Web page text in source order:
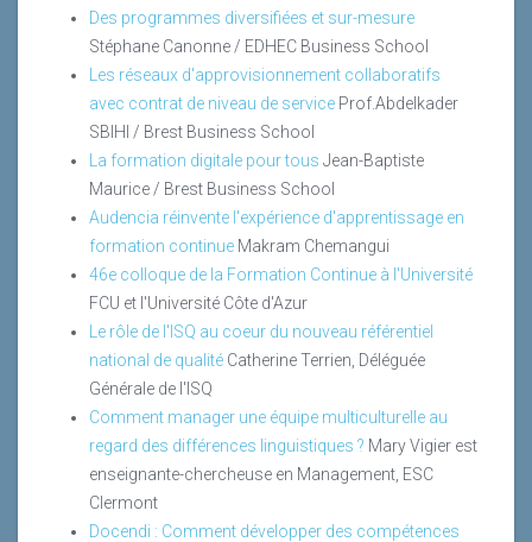
Des programmes diversifiées et sur-mesure
Stéphane Canonne / EDHEC Business School
Les réseaux d'approvisionnement collaboratifs
avec contrat de niveau de service Prof.Abdelkader
SBIHI / Brest Business School
La formation digitale pour tous Jean-Baptiste
Maurice / Brest Business School
Audencia réinvente l'expérience d'apprentissage en
formation continue Makram Chemangui
46e colloque de la Formation Continue à l'Université
FCU et l'Université Côte d'Azur
Le rôle de l'ISQ au coeur du nouveau référentiel
national de qualité Catherine Terrien, Déléguée
Générale de l'ISQ
Comment manager une équipe multiculturelle au
regard des différences linguistiques ? Mary Vigier est
enseignante-chercheuse en Management, ESC
Clermont
Docendi : Comment développer des compétences